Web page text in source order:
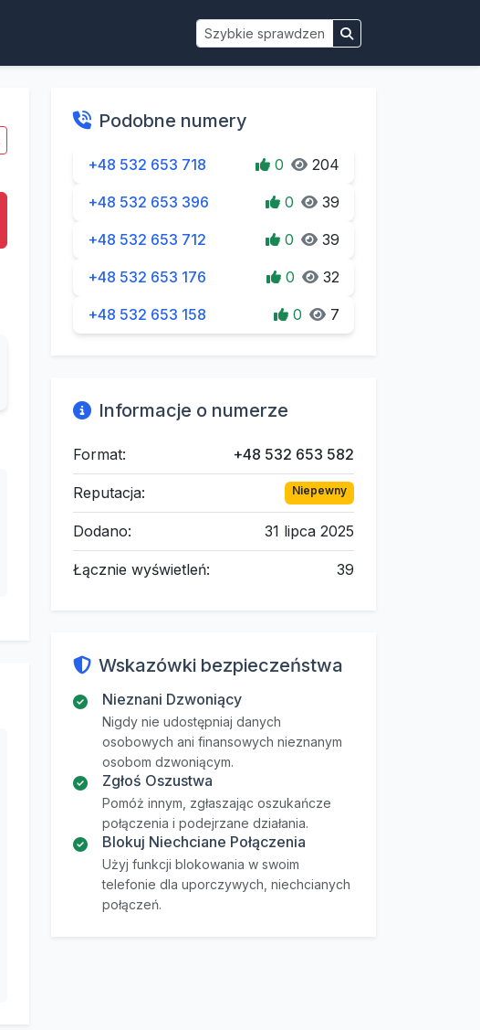
Podobne numery
+48 532 653 718 0 204
+48 532 653 396 0 39
+48 532 653 712 0 39
+48 532 653 176 0 32
+48 532 653 158 0 7
Informacje o numerze
Format: +48 532 653 582
Reputacja: Niepewny
Dodano: 31 lipca 2025
Łącznie wyświetleń: 39
Wskazówki bezpieczeństwa
Nieznani Dzwoniący
Nigdy nie udostępniaj danych
osobowych ani finansowych nieznanym
osobom dzwoniącym.
Zgłoś Oszustwa
Pomóż innym, zgłaszając oszukańcze
połączenia i podejrzane działania.
Blokuj Niechciane Połączenia
Użyj funkcji blokowania w swoim
telefonie dla uporczywych, niechcianych
połączeń.